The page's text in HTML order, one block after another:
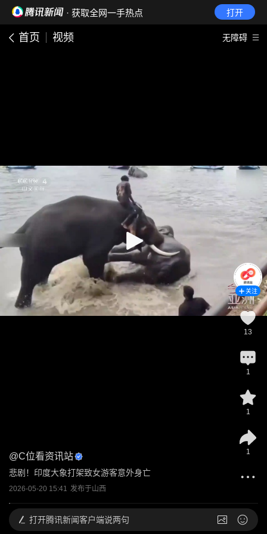
· 获取全网一手热点 打开
首页 视频 无障碍
@C位看资讯站
悲剧！印度大象打架致女游客意外身亡
2026-05-20 15:41 发布于山西
关注
13
1
1
1
打开腾讯新闻客户端说两句